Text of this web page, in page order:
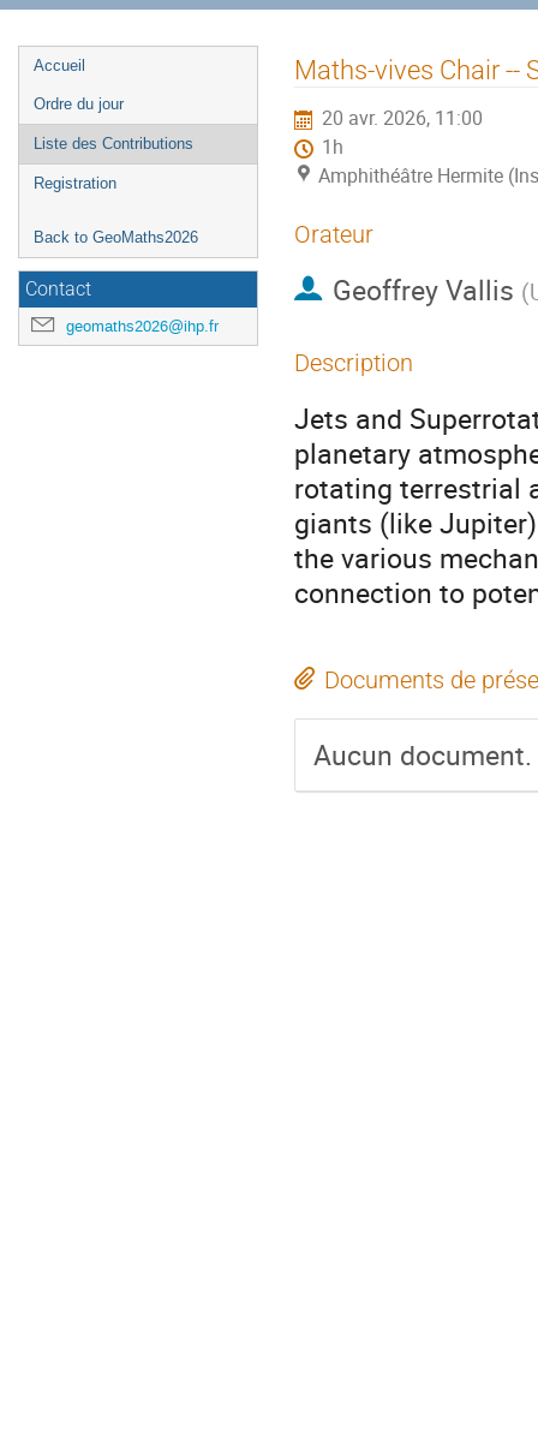
Menu
de
l'événement
Accueil
Ordre du jour
Liste des Contributions
Registration
Back to GeoMaths2026
Contact
geomaths2026@ihp.fr
Maths-vives Chair --
20 avr. 2026, 11:00
1h
Amphithéâtre Hermite
Orateur
Geoffrey Vallis (
Description
Jets and
planetary
rotating terrestrial
giants (like
the various
connection to
Documents de
Aucun document.